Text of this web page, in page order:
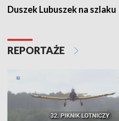
Duszek Lubuszek na szlaku
REPORTAŻE